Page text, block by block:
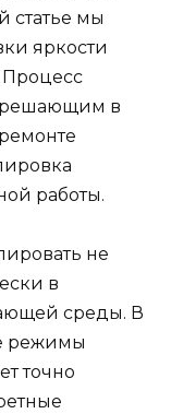
статье мы
яркости
Процесс
решающим в
работы.
не
в
среды. В
режимы
точно